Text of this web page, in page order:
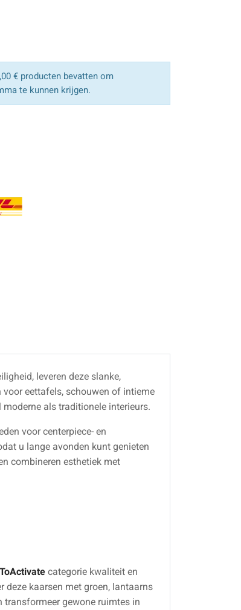
€ producten bevatten om
te kunnen krijgen.
leveren deze slanke,
eettafels, schouwen of intieme
als traditionele interieurs.
voor centerpiece- en
u lange avonden kunt genieten
combineren esthetiek met
categorie kwaliteit en
deze kaarsen met groen, lantaarns
transformeer gewone ruimtes in